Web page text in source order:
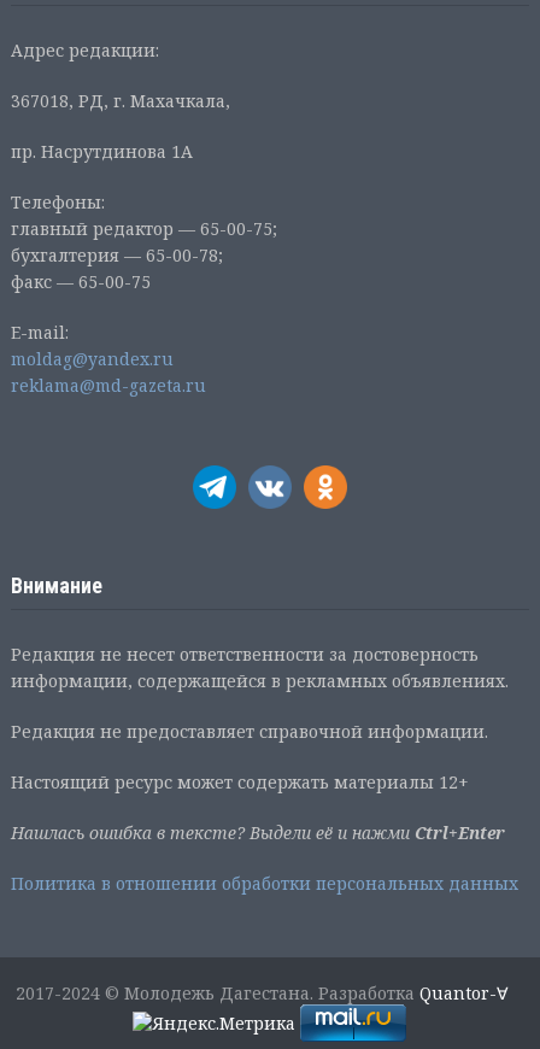
Адрес редакции:
367018, РД, г. Махачкала,
пр. Насрутдинова 1А
Телефоны:
главный редактор — 65-00-75;
бухгалтерия — 65-00-78;
факс — 65-00-75
E-mail:
moldag@yandex.ru
reklama@md-gazeta.ru
Внимание
Редакция не несет ответственности за достоверность
информации, содержащейся в рекламных объявлениях.
Редакция не предоставляет справочной информации.
Настоящий ресурс может содержать материалы 12+
Нашлась ошибка в тексте? Выдели её и нажми Ctrl+Enter
Политика в отношении обработки персональных данных
2017-2024 © Молодежь Дагестана. РазработкаQuantor-∀